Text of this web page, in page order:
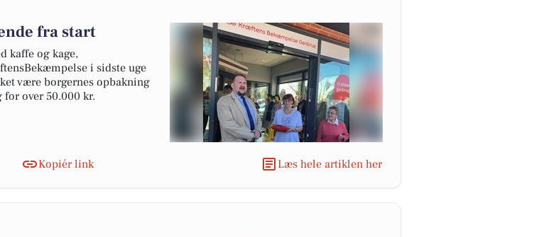
fra start
kaffe og kage,
i sidste uge
være borgernes opbakning
over 50.000 kr.
Kopiér link Læs hele artiklen her